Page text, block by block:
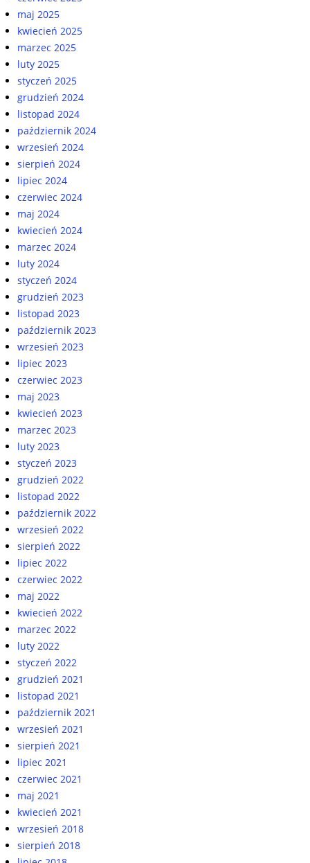
maj 2025
kwiecień 2025
marzec 2025
luty 2025
styczeń 2025
grudzień 2024
listopad 2024
październik 2024
wrzesień 2024
sierpień 2024
lipiec 2024
czerwiec 2024
maj 2024
kwiecień 2024
marzec 2024
luty 2024
styczeń 2024
grudzień 2023
listopad 2023
październik 2023
wrzesień 2023
lipiec 2023
czerwiec 2023
maj 2023
kwiecień 2023
marzec 2023
luty 2023
styczeń 2023
grudzień 2022
listopad 2022
październik 2022
wrzesień 2022
sierpień 2022
lipiec 2022
czerwiec 2022
maj 2022
kwiecień 2022
marzec 2022
luty 2022
styczeń 2022
grudzień 2021
listopad 2021
październik 2021
wrzesień 2021
sierpień 2021
lipiec 2021
czerwiec 2021
maj 2021
kwiecień 2021
wrzesień 2018
sierpień 2018